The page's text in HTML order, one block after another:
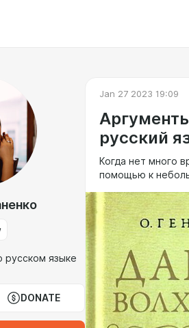
русском языке
DONATE
Jan 27 2023 19:09
русский
Когда нет много
помощью к